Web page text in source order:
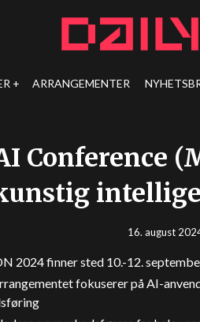
ARRANGEMENTER
Conference
16. august
2024 finner sted 10.-12.
fokuserer på AI-